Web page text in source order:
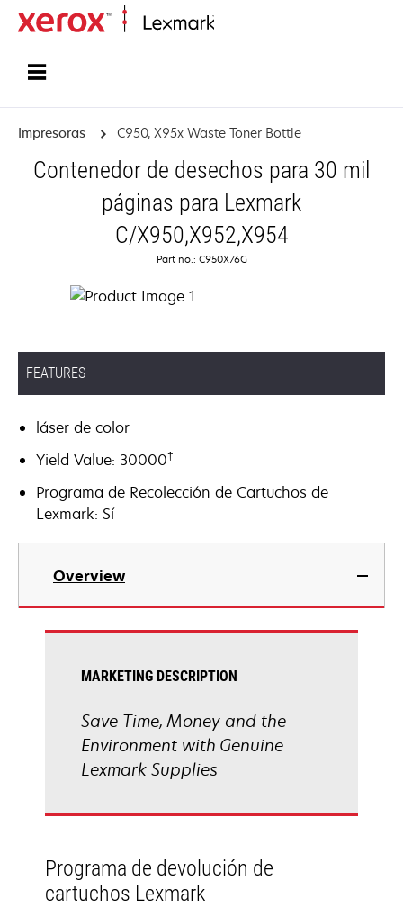
Impresoras C950, X95x Waste Toner Bottle
Contenedor de desechos para 30 mil
páginas para Lexmark
C/X950,X952,X954
Part no.: C950X76G
FEATURES
láser de color
Yield Value: 30000†
Programa de Recolección de Cartuchos de
Lexmark: Sí
Overview
MARKETING DESCRIPTION
Save Time, Money and the
Environment with Genuine
Lexmark Supplies
Programa de devolución de
cartuchos Lexmark